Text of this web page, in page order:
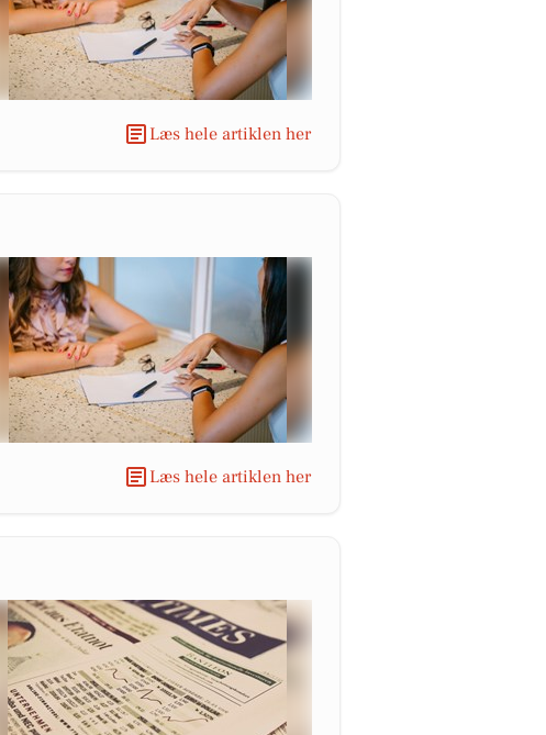
Læs hele artiklen her
Læs hele artiklen her